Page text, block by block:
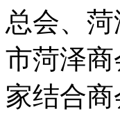
总会、
市菏泽
家结合